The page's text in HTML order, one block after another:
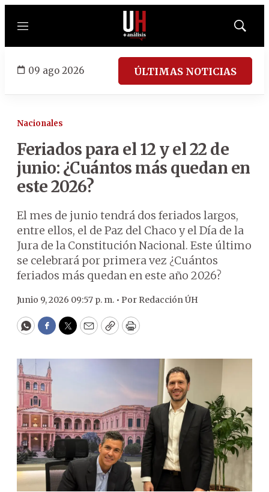
Menú
Mostrar
09 ago 2026 ÚLTIMAS NOTICIAS
Nacionales
Feriados para el 12 y el 22 de
junio: ¿Cuántos más quedan en
este 2026?
El mes de junio tendrá dos feriados largos,
entre ellos, el de Paz del Chaco y el Día de la
Jura de la Constitución Nacional. Este último
se celebrará por primera vez ¿Cuántos
feriados más quedan en este año 2026?
Junio 9, 2026 09:57 p. m. • Por Redacción ÚH
WhatsApp
Facebook
Twitter
EmailCopyPrint